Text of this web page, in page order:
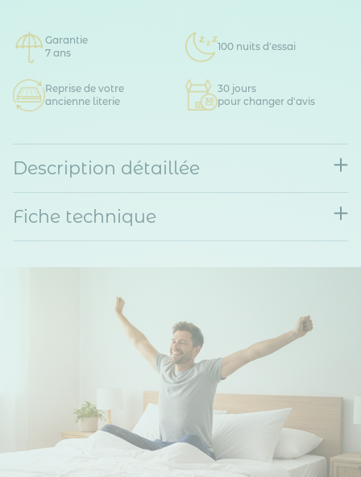
Garantie
7 ans
100 nuits d'essai
Reprise de votre
ancienne literie
30 jours
pour changer d'avis
Description détaillée
Fiche technique